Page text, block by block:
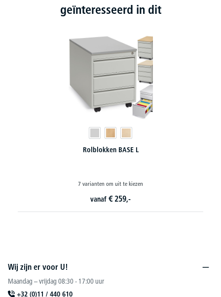
geïnteresseerd in dit
Rolblokken BASE L
7 varianten om uit te kiezen
Wij zijn er voor U!
Maandag – vrijdag 08:30 - 17:00 uur
+32 (0)11 / 440 610